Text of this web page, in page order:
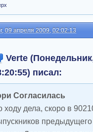
09 апреля 2009, 02:02:13
Verte
писал:
Согласилась
ходу дела, скоро в